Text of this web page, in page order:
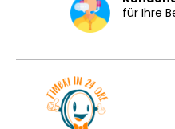
für Ihre